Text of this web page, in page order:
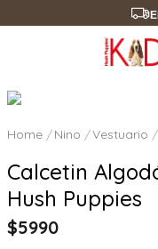
Nino Vestuario
Calcetin
Hush Puppies
$5990